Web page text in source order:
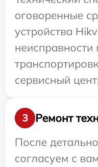
оговоренные
устройства
сервисный
3
Ремонт
После
согласуем с